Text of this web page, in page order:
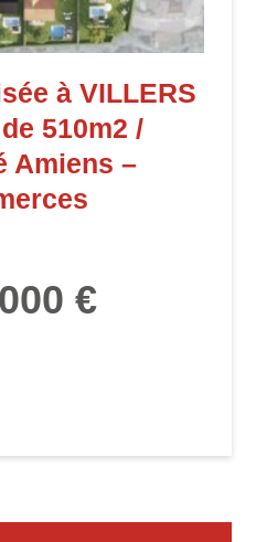
à VILLERS
510m2 /
Amiens –
€